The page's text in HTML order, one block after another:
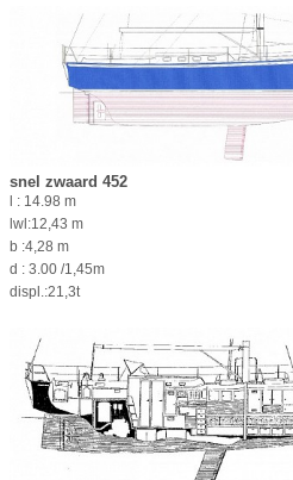
snel zwaard 452
l : 14.98 m
lwl:12,43 m
b :4,28 m
d : 3.00 /1,45m
displ.:21,3t